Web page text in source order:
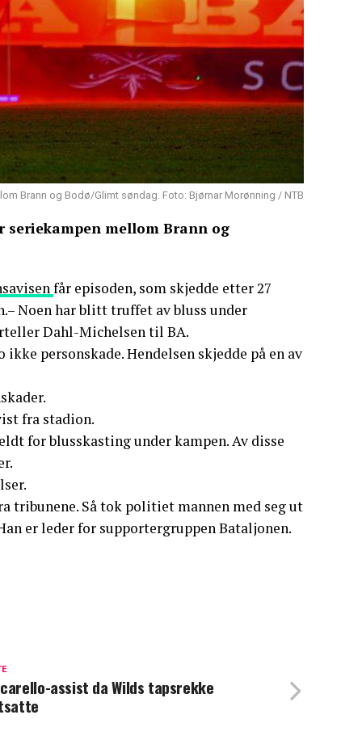
Brann og Bodø/Glimt søndag. Foto: Bjørnar Morønning / NTB
seriekampen mellom Brann og
får episoden, som skjedde etter 27
Noen har blitt truffet av bluss under
Dahl-Michelsen til BA.
personskade. Hendelsen skjedde på en av
fra stadion.
for blusskasting under kampen. Av disse
tribunene. Så tok politiet mannen med seg ut
er leder for supportergruppen Bataljonen.
assist da Wilds tapsrekke